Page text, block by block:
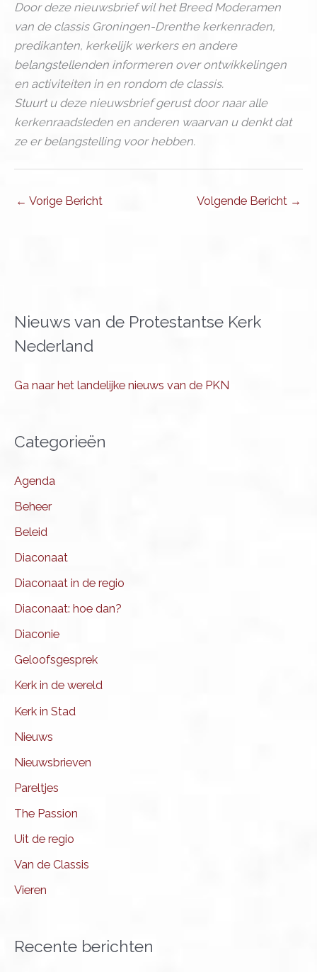
Door deze nieuwsbrief wil het Breed Moderamen
van de classis Groningen-Drenthe kerkenraden,
predikanten, kerkelijk werkers en andere
belangstellenden informeren over ontwikkelingen
en activiteiten in en rondom de classis.
Stuurt u deze nieuwsbrief gerust door naar alle
kerkenraadsleden en anderen waarvan u denkt dat
ze er belangstelling voor hebben.
← Vorige Bericht Volgende Bericht →
Nieuws van de Protestantse Kerk
Nederland
Ga naar het landelijke nieuws van de PKN
Categorieën
Agenda
Beheer
Beleid
Diaconaat
Diaconaat in de regio
Diaconaat: hoe dan?
Diaconie
Geloofsgesprek
Kerk in de wereld
Kerk in Stad
Nieuws
Nieuwsbrieven
Pareltjes
The Passion
Uit de regio
Van de Classis
Vieren
Recente berichten